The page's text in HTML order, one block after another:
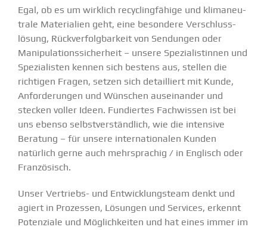
Egal, ob es um wirklich recycling­fähige und klima­neu­
trale Materialien geht, eine besondere Verschluss­
lösung, Rückver­folg­barkeit von Sendungen oder
Manipu­la­ti­ons­si­cherheit – unsere Spezia­lis­tinnen und
Spezia­listen kennen sich bestens aus, stellen die
richtigen Fragen, setzen sich detail­liert mit Kunde,
Anfor­de­rungen und Wünschen ausein­ander und
stecken voller Ideen. Fundiertes Fachwissen ist bei
uns ebenso selbst­ver­ständlich, wie die intensive
Beratung – für unsere inter­na­tio­nalen Kunden
natürlich gerne auch mehrsprachig / in Englisch oder
Franzö­sisch.
Unser Vertriebs- und Entwick­lungsteam denkt und
agiert in Prozessen, Lösungen und Services, erkennt
Poten­ziale und Möglich­keiten und hat eines immer im